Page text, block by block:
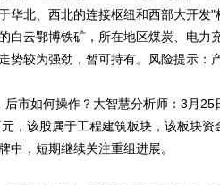
华北、西北的连接枢纽和西部大开发
白云鄂博铁矿，所在地区煤炭、电力
势较为强劲，暂可持有。风险提示：
市如何操作？大智慧分析师：3月25
，该股属于工程建筑板块，该板块资
中，短期继续关注重组进展。